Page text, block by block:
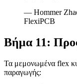
— Hommer
FlexiPCB
Βήμα 11:
Τα μεμονωμένα flex
παραγωγής: